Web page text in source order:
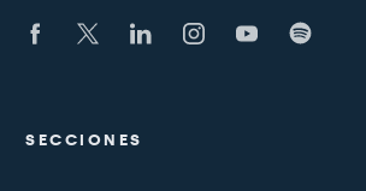
SECCIONES